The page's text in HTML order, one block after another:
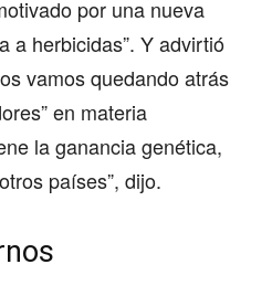
por una nueva
a herbicidas”. Y advirtió
vamos quedando atrás
en materia
la ganancia genética,
países”, dijo.